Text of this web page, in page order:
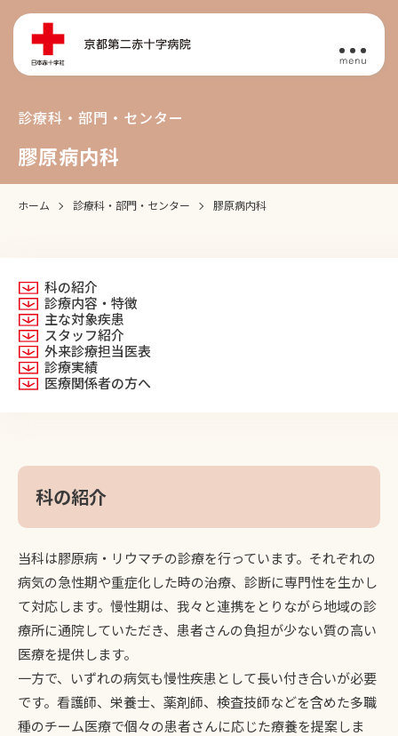
診療科・部門・センター
膠原病内科
ホーム 診療科・部門・センター 膠原病内科
科の紹介
診療内容・特徴
主な対象疾患
スタッフ紹介
外来診療担当医表
診療実績
医療関係者の方へ
科の紹介
当科は膠原病・リウマチの診療を行っています。それぞれの
病気の急性期や重症化した時の治療、診断に専門性を生かし
て対応します。慢性期は、我々と連携をとりながら地域の診
療所に通院していただき、患者さんの負担が少ない質の高い
医療を提供します。
一方で、いずれの病気も慢性疾患として長い付き合いが必要
です。看護師、栄養士、薬剤師、検査技師などを含めた多職
種のチーム医療で個々の患者さんに応じた療養を提案しま